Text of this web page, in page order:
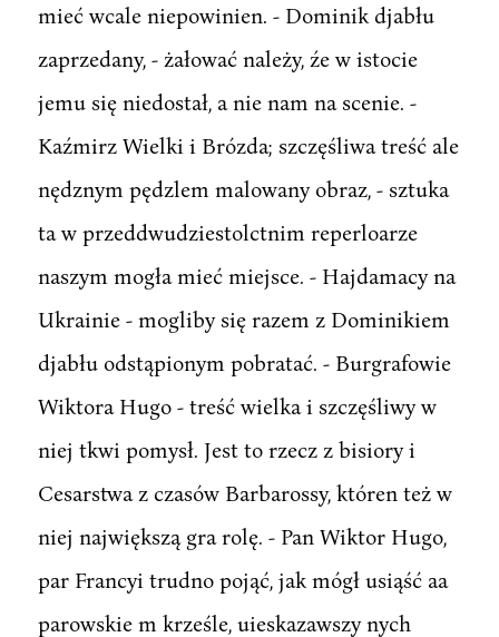
mieć wcale niepowinien. - Dominik djabłu
zaprzedany, - żałować należy, źe w istocie
jemu się niedostał, a nie nam na scenie. -
Kaźmirz Wielki i Brózda; szczęśliwa treść ale
nędznym pędzlem malowany obraz, - sztuka
ta w przeddwudziestolctnim reperloarze
naszym mogła mieć miejsce. - Hajdamacy na
Ukrainie - mogliby się razem z Dominikiem
djabłu odstąpionym pobratać. - Burgrafowie
Wiktora Hugo - treść wielka i szczęśliwy w
niej tkwi pomysł. Jest to rzecz z bisiory i
Cesarstwa z czasów Barbarossy, któren też w
niej największą gra rolę. - Pan Wiktor Hugo,
par Francyi trudno pojąć, jak mógł usiąść aa
parowskie m krześle, uieskazawszy nych